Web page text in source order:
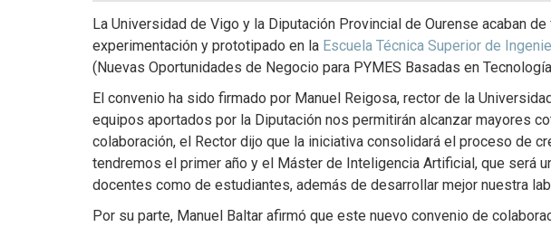
La Universidad de Vigo y la Diputación Provincial de Ourense acaban
experimentación y prototipado en la Escuela Técnica Superior de
(Nuevas Oportunidades de Negocio para PYMES Basadas en
El convenio ha sido firmado por Manuel Reigosa, rector de la
equipos aportados por la Diputación nos permitirán alcanzar mayores
colaboración, el Rector dijo que la iniciativa consolidará el proceso de
tendremos el primer año y el Máster de Inteligencia Artificial, que será
docentes como de estudiantes, además de desarrollar mejor nuestra
Por su parte, Manuel Baltar afirmó que este nuevo convenio de